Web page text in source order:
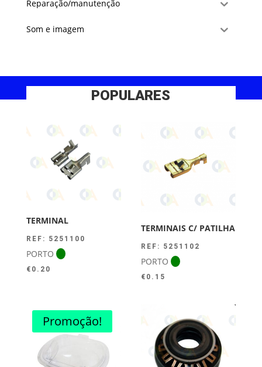
Reparação/manutenção
Som e imagem
POPULARES
TERMINAL
REF: 5251100
PORTO
€ 0.20
TERMINAIS C/ PATILHA
REF: 5251102
PORTO
€ 0.15
Promoção!